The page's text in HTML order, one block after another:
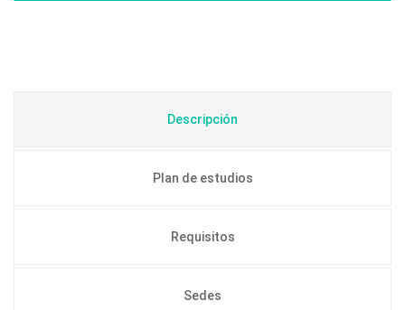
Descripción
Plan de estudios
Requisitos
Sedes